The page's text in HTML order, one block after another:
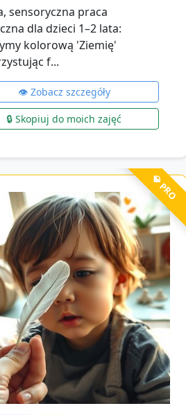
sensoryczna praca
dla dzieci 1–2 lata:
kolorową 'Ziemię'
f...
👁️ Zobacz szczegóły
🔒 Skopiuj do moich zajęć
💎 PRO